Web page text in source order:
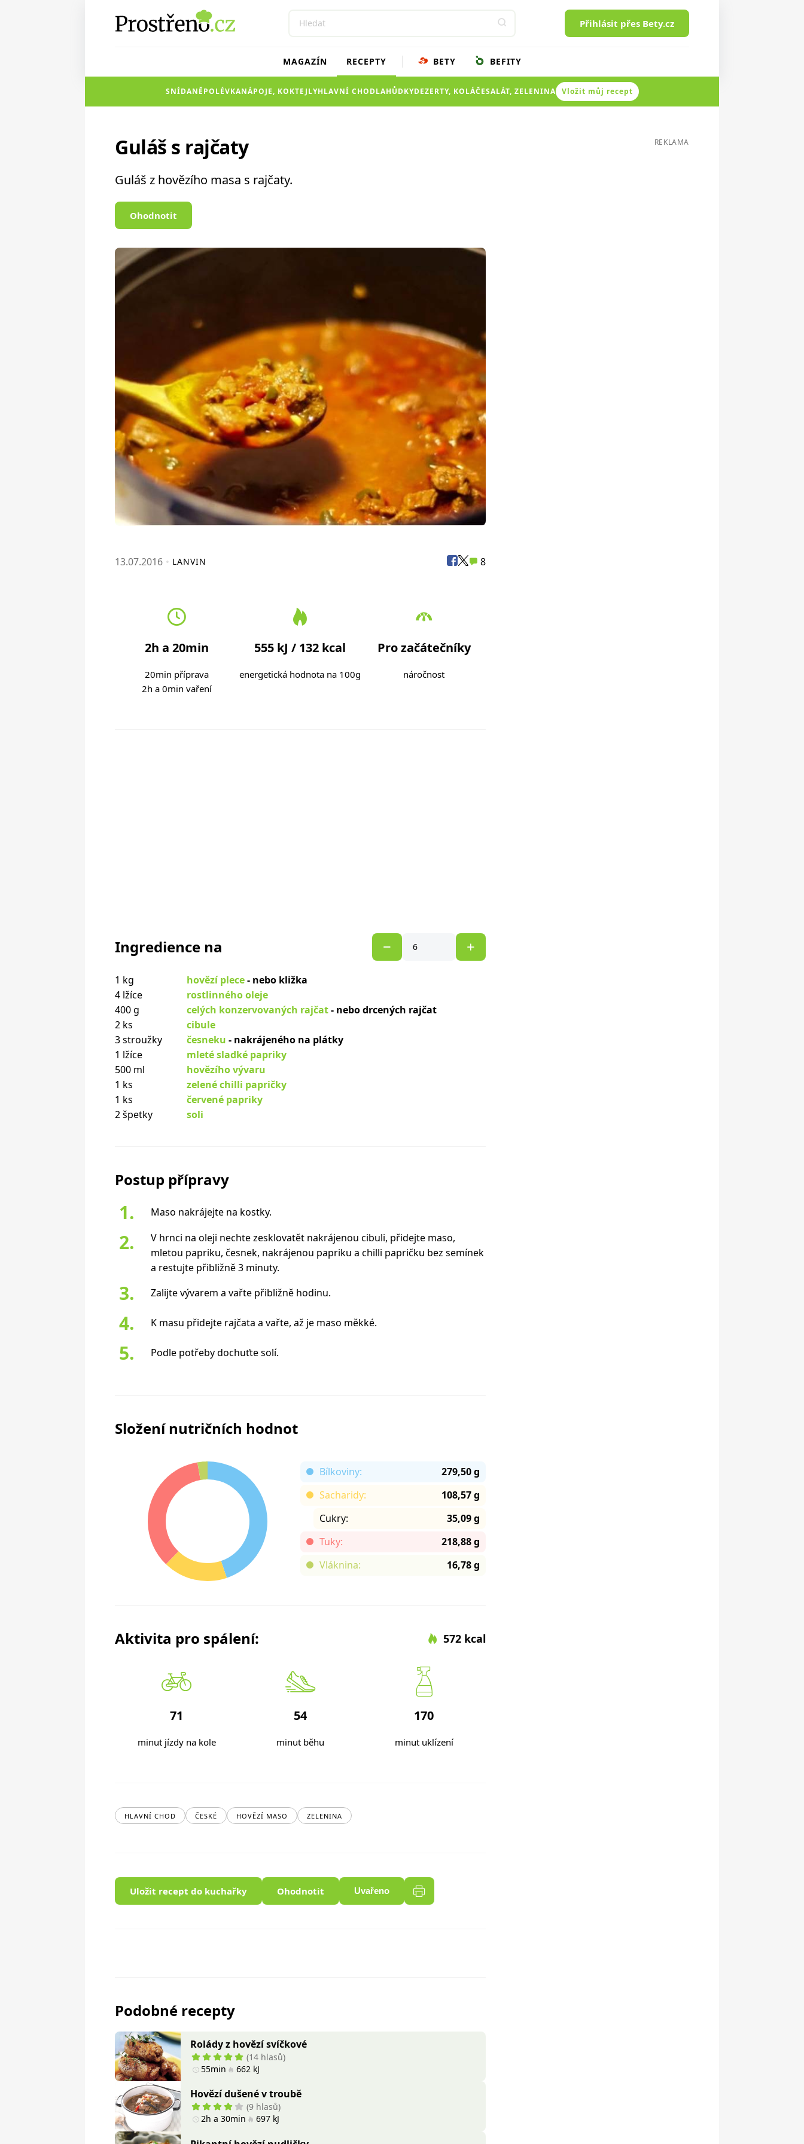
Přihlásit přes Bety.cz
MAGAZÍN RECEPTY BETY BEFITY
SNÍDANĚPOLÉVKANÁPOJE, KOKTEJLYHLAVNÍ CHODLAHŮDKYDEZERTY, KOLÁČESALÁT, ZELENINA Vložit můj recept
Guláš s rajčaty
Guláš z hovězího masa s rajčaty.
Ohodnotit
13.07.2016 LANVIN 8
2h a 20min
20min příprava
2h a 0min vaření
555 kJ / 132 kcal
energetická hodnota na 100g
Pro začátečníky
náročnost
Ingredience na
1 kg hovězí plece- nebo kližka
4 lžíce
rostlinného oleje
400 g
celých konzervovaných rajčat- nebo drcených rajčat
2 ks
cibule
3 stroužky
česneku - nakrájeného na plátky
1 lžíce
mleté sladké papriky
500 ml
hovězího vývaru
1 ks
zelené chilli papričky
1 ks
červené papriky
2 špetky
soli
Postup přípravy
Maso nakrájejte na kostky.
V hrnci na oleji nechte zesklovatět nakrájenou cibuli, přidejte maso,
mletou papriku, česnek, nakrájenou papriku a chilli papričku bez semínek
a restujte přibližně 3 minuty.
Zalijte vývarem a vařte přibližně hodinu.
K masu přidejte rajčata a vařte, až je maso měkké.
Podle potřeby dochuťte solí.
Složení nutričních hodnot
Bílkoviny:
279,50 g
Sacharidy:
108,57 g
Cukry:
35,09 g
Tuky:
218,88 g
Vláknina:
16,78 g
Aktivita pro spálení: 572 kcal
71
minut jízdy na kole
54
minut běhu
170
minut uklízení
HLAVNÍ CHOD ČESKÉ HOVĚZÍ MASO ZELENINA
Uložit recept do kuchařky Ohodnotit Uvařeno
Podobné recepty
Rolády z hovězí svíčkové
(14 hlasů)
55min
662 kJ
Hovězí dušené v troubě
(9 hlasů)
2h a 30min
697 kJ
REKLAMA